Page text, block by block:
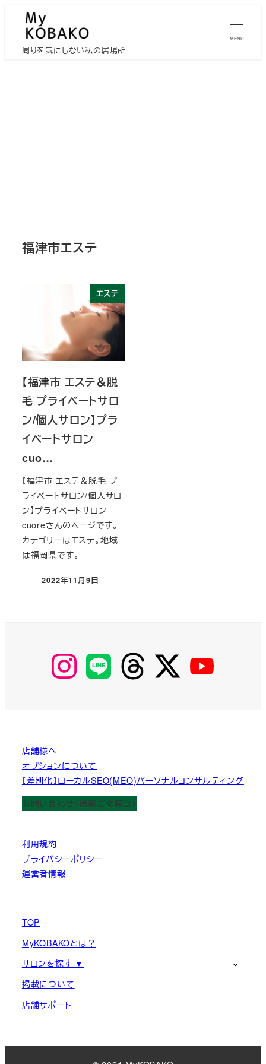
周りを気にしない私の居場所
MENU
福津市エステ
エステ
【福津市 エステ＆脱
毛 プライベートサロ
ン/個人サロン】プラ
イベートサロン
cuo…
【福津市 エステ＆脱毛 プ
ライベートサロン/個人サロ
ン】プライベートサロン
cuoreさんのページです。
カテゴリーはエステ。地域
は福岡県です。
投稿日
2022年11月9日
【Instagram】
MyKOBAKO
【LINE】 【threads】 【Twitter】
店舗様へ
オプションについて
【差別化】ローカルSEO(MEO)パーソナルコンサルティング
お問い合わせ（掲載ご依頼含）
利用規約
プライバシーポリシー
運営者情報
TOP
MyKOBAKOとは？
サロンを探す ▼
掲載について
店舗サポート